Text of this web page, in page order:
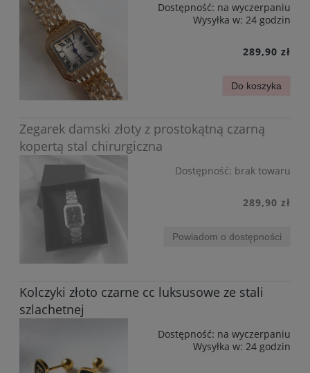
Dostępność: na wyczerpaniu
Wysyłka w: 24 godzin
289,90 zł
Do koszyka
Zegarek damski złoty z prostokątną czarną
kopertą stal chirurgiczna
Dostępność: brak towaru
289,90 zł
Powiadom o dostępności
Kolczyki złoto czarne cc luksusowe ze stali
szlachetnej
Dostępność: na wyczerpaniu
Wysyłka w: 24 godzin